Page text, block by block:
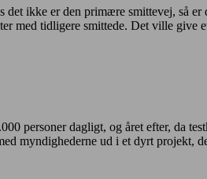
ikke er den primære smittevej, så er
med tidligere smittede. Det ville give
personer dagligt, og året efter, da
myndighederne ud i et dyrt projekt,